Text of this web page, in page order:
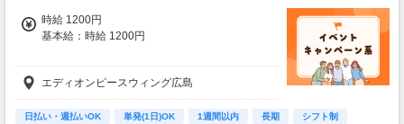
時給 1200円
基本給：時給 1200円
┌──《日払い・週払いOK！》──┐
エディオンピースウィング広島
日払い・週払いOK 単発(1日)OK 1週間以内 長期
シフト制